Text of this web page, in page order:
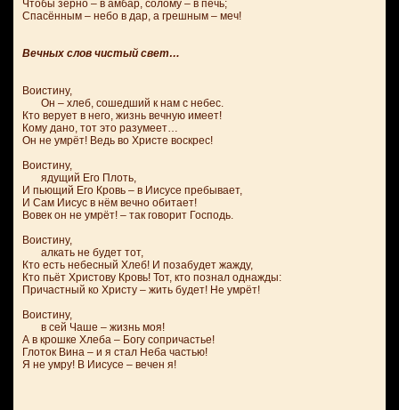
Чтобы зерно – в амбар, солому – в печь;
Спасённым – небо в дар, а грешным – меч!
Вечных слов чистый свет…
Воистину,
Он – хлеб, сошедший к нам с небес.
Кто верует в него, жизнь вечную имеет!
Кому дано, тот это разумеет…
Он не умрёт! Ведь во Христе воскрес!
Воистину,
ядущий Его Плоть,
И пьющий Его Кровь – в Иисусе пребывает,
И Сам Иисус в нём вечно обитает!
Вовек он не умрёт! – так говорит Господь.
Воистину,
алкать не будет тот,
Кто есть небесный Хлеб! И позабудет жажду,
Кто пьёт Христову Кровь! Тот, кто познал однажды:
Причастный ко Христу – жить будет! Не умрёт!
Воистину,
в сей Чаше – жизнь моя!
А в крошке Хлеба – Богу сопричастье!
Глоток Вина – и я стал Неба частью!
Я не умру! В Иисусе – вечен я!